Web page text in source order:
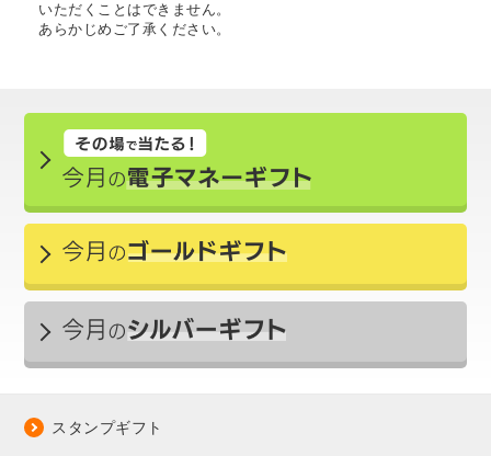
いただくことはできません。
あらかじめご了承ください。
スタンプギフト